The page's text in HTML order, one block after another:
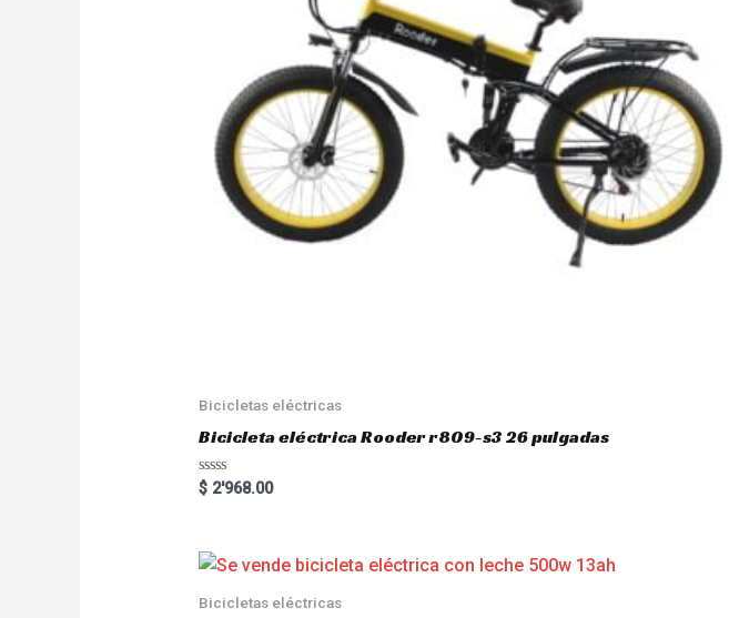
Bicicletas eléctricas
Bicicleta eléctrica Rooder r809-s3 26 pulgadas
R
a
0
o
t
$2'968.00
Bicicletas eléctricas